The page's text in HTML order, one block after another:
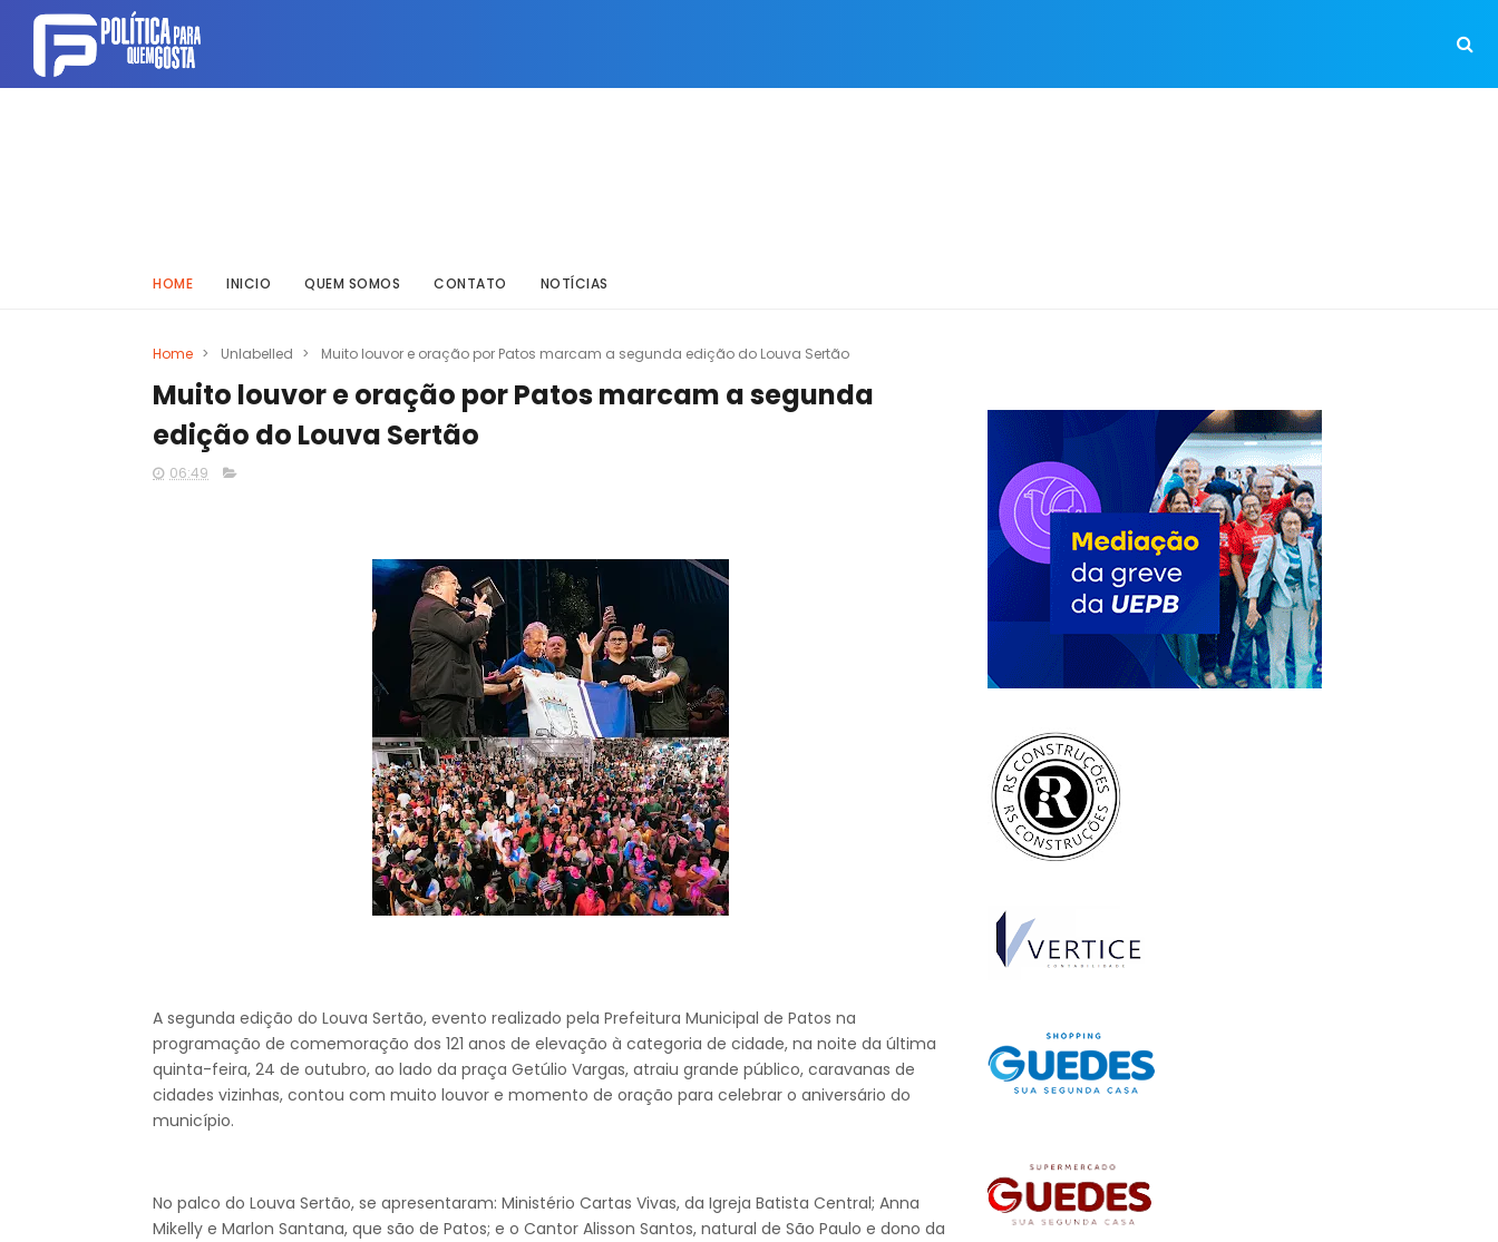
HOME INICIO QUEM SOMOS CONTATO NOTÍCIAS
Home > Unlabelled > Muito louvor e oração por Patos marcam a segunda edição do Louva Sertão
Muito louvor e oração por Patos marcam a segunda
edição do Louva Sertão
06:49
A segunda edição do Louva Sertão, evento realizado pela Prefeitura Municipal de Patos na
programação de comemoração dos 121 anos de elevação à categoria de cidade, na noite da última
quinta-feira, 24 de outubro, ao lado da praça Getúlio Vargas, atraiu grande público, caravanas de
cidades vizinhas, contou com muito louvor e momento de oração para celebrar o aniversário do
município.
No palco do Louva Sertão, se apresentaram: Ministério Cartas Vivas, da Igreja Batista Central; Anna
Mikelly e Marlon Santana, que são de Patos; e o Cantor Alisson Santos, natural de São Paulo e dono da